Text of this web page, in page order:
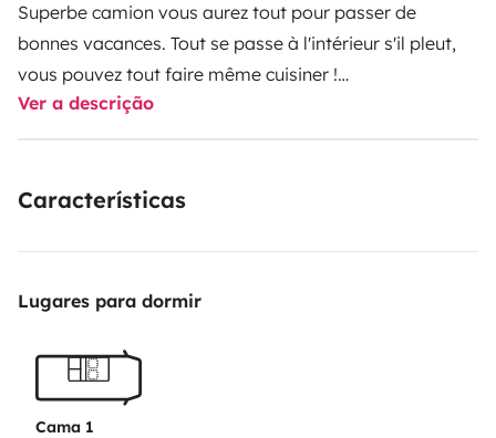
Superbe camion vous aurez tout pour passer de
bonnes vacances. Tout se passe à l'intérieur s'il pleut,
vous pouvez tout faire même cuisiner !
De nombreux rangements. L'équivalent de 7 caisse
Ver a descrição
Características
Lugares para dormir
Cama 1